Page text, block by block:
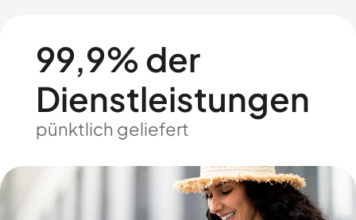
99,9% der
Dienstleistungen
pünktlich geliefert